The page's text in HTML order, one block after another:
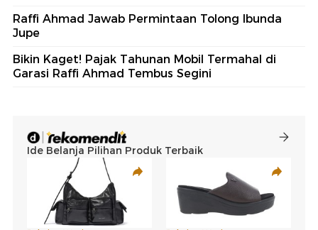
Raffi Ahmad Jawab Permintaan Tolong Ibunda
Jupe
Bikin Kaget! Pajak Tahunan Mobil Termahal di
Garasi Raffi Ahmad Tembus Segini